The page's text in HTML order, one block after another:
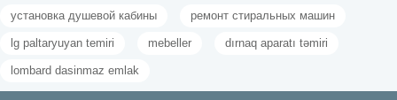
установка душевой кабины ремонт стиральных машин
lg paltaryuyan temiri mebeller dırnaq aparatı təmiri
lombard dasinmaz emlak